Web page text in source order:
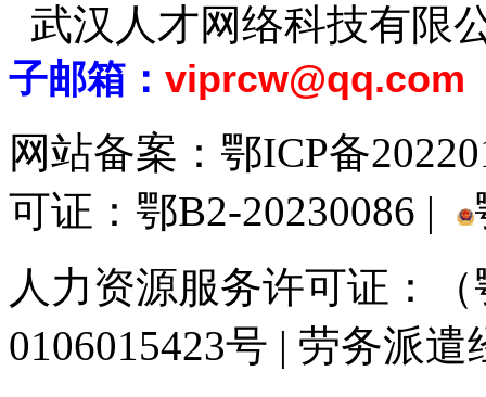
武汉人才网络科技有限
子邮箱： viprcw@qq.com
网站备案： 鄂ICP备
可证：鄂B2-20230086 |
人力资源服务许可证：
0106015423号 | 劳务派